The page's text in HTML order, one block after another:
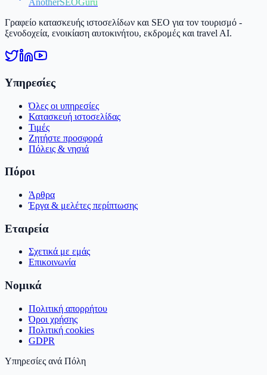
AnotherSEOGuru
Γραφείο κατασκευής ιστοσελίδων και SEO για τον τουρισμό -
ξενοδοχεία, ενοικίαση αυτοκινήτου, εκδρομές και travel AI.
Υπηρεσίες
Όλες οι υπηρεσίες
Κατασκευή ιστοσελίδας
Τιμές
Ζητήστε προσφορά
Πόλεις & νησιά
Πόροι
Άρθρα
Έργα & μελέτες περίπτωσης
Εταιρεία
Σχετικά με εμάς
Επικοινωνία
Νομικά
Πολιτική απορρήτου
Όροι χρήσης
Πολιτική cookies
GDPR
Υπηρεσίες ανά Πόλη